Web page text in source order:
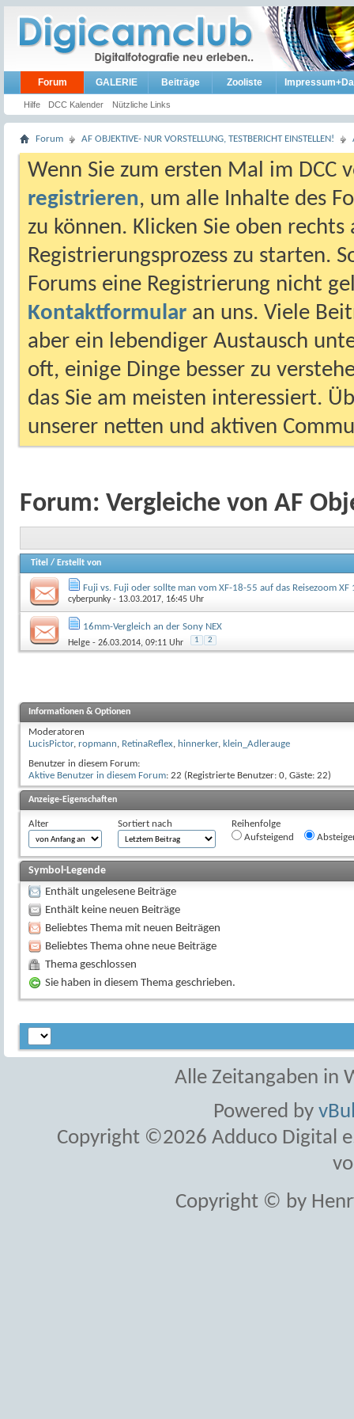
Forum
Hilfe DCC Kalender Nützliche Links
GALERIE Beiträge Zooliste
Forum AF OBJEKTIVE- NUR VORSTELLUNG, TESTBERICHT EINSTELLEN!
Wenn Sie zum ersten Mal im DCC
registrieren, um alle Inhalte des
zu können. Klicken Sie oben
Registrierungsprozess zu starten.
Forums eine Registrierung nicht
Kontaktformular an uns. Viele
aber ein lebendiger Austausch
oft, einige Dinge besser zu
das Sie am meisten interessiert.
unserer netten und aktiven
Forum: Vergleiche von AF
Titel / Erstellt von
Fuji vs. Fuji oder sollte man vom XF-18-55 auf das Reisezoom
cyberpunky- 13.03.2017, 16:45 Uhr
16mm-Vergleich an der Sony NEX
Helge - 26.03.2014, 09:11 Uhr 1 2
Informationen & Optionen
Moderatoren
LucisPictor, ropmann, RetinaReflex, hinnerker, klein_Adlerauge
Benutzer in diesem Forum:
Aktive Benutzer in diesem Forum: 22 (Registrierte Benutzer: 0, Gäste: 22)
Anzeige-Eigenschaften
Alter Sortiert nach
Reihenfolge
Aufsteigend
Symbol-Legende
Enthält ungelesene Beiträge
Enthält keine neuen Beiträge
Beliebtes Thema mit neuen Beiträgen
Beliebtes Thema ohne neue Beiträge
Thema geschlossen
Sie haben in diesem Thema geschrieben.
Alle Zeitangaben in
Powered by
Copyright ©2026 Adduco Digital
Copyright © by